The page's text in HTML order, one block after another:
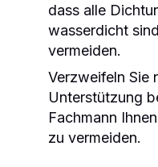
dass alle
wasserdicht
vermeiden.
Verzweifeln Sie
Unterstützung
Fachmann
zu vermeiden.